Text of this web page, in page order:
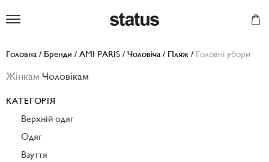
Головна / Бренди / AMI PARIS / Чоловіча / Пляж / Головні убори
Жінкам Чоловікам
КАТЕГОРІЯ
Верхній одяг
Одяг
Взуття